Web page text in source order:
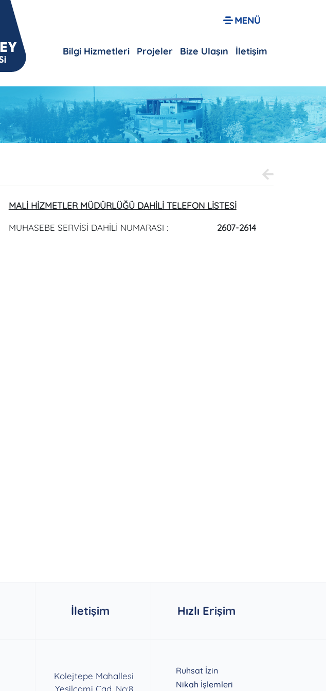
Bilgi Hizmetleri Projeler Bize Ulaşın İletişim
MALİ HİZMETLER MÜDÜRLÜĞÜ DAHİLİ TELEFON LİSTESİ
MUHASEBE SERVİSİ DAHİLİ NUMARASI : 2607-2614
İletişim Hızlı Erişim
Kolejtepe Mahallesi
Yeşilcami Cad. No:8
Ruhsat İzin
Nikah İşlemleri